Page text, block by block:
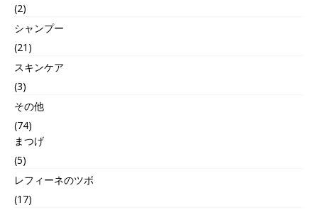
(2)
シャンプー
(21)
スキンケア
(3)
その他
(74)
まつげ
(5)
レフィーネのツボ
(17)